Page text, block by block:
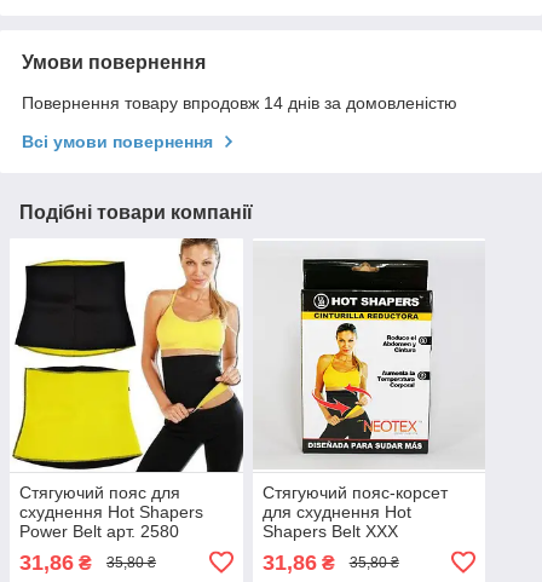
Умови повернення
Повернення товару впродовж 14 днів за домовленістю
Всі умови повернення
Подібні товари компанії
Стягуючий пояс для
схуднення Hot Shapers
Power Belt арт. 2580
31,86 ₴ 35,80 ₴
Стягуючий пояс-корсет
для схуднення Hot
Shapers Belt ХХХ
31,86₴ 35,80 ₴